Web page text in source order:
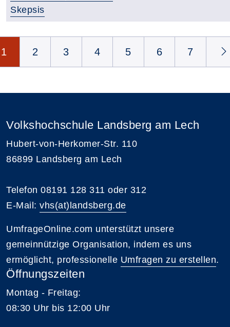
Skepsis
1 2 3 4 5 6 7
Volkshochschule Landsberg am Lech
Hubert-von-Herkomer-Str. 110
86899 Landsberg am Lech
Telefon 08191 128 311 oder 312
E-Mail: vhs(at)landsberg.de
UmfrageOnline.com unterstützt unsere
gemeinnützige Organisation, indem es uns
ermöglicht, professionelle Umfragen zu erstellen.
Öffnungszeiten
Montag - Freitag:
08:30 Uhr bis 12:00 Uhr